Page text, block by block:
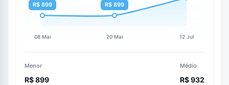
Menor
R$ 899
Médio
R$ 932